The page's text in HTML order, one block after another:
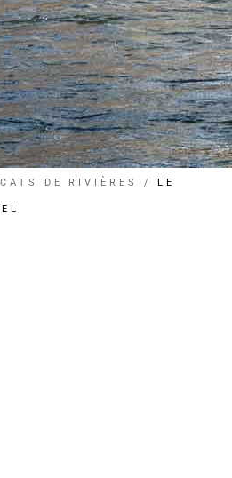
DE RIVIÈRES LE